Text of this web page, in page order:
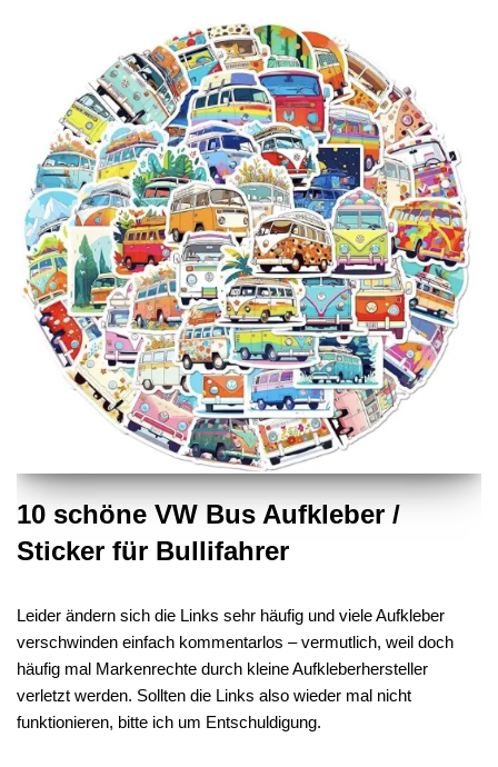
10 schöne VW Bus Aufkleber /
Sticker für Bullifahrer
Leider ändern sich die Links sehr häufig und viele Aufkleber
verschwinden einfach kommentarlos – vermutlich, weil doch
häufig mal Markenrechte durch kleine Aufkleberhersteller
verletzt werden. Sollten die Links also wieder mal nicht
funktionieren, bitte ich um Entschuldigung.